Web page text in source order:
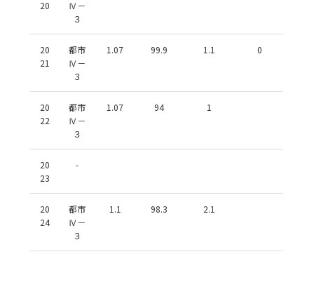
20
Ⅳ－
３
20
21
都市
Ⅳ－
３
1.07 99.9 1.1 0
20
22
都市
Ⅳ－
３
1.07 94 1
20
23
-
20
24
都市
Ⅳ－
３
1.1 98.3 2.1